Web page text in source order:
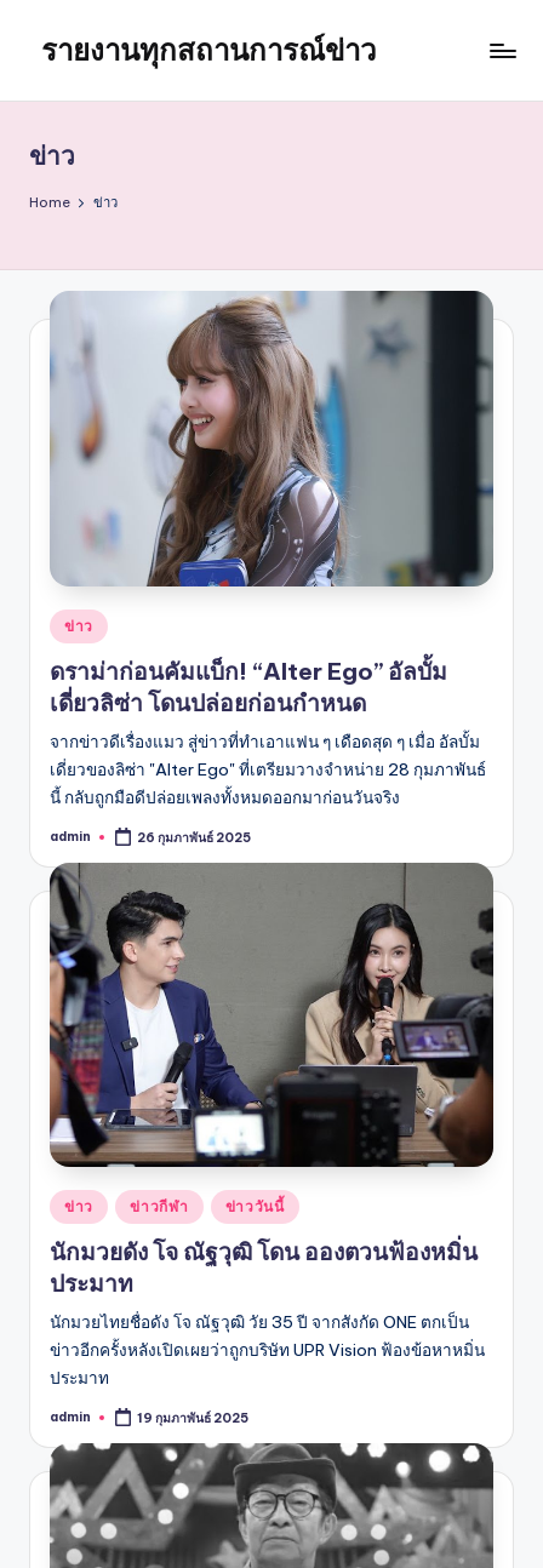
content
รายงานทุกสถานการณ์ข่าว
ข่าว
Home ข่าว
Posted
in
ข่าว
ดราม่าก่อนคัมแบ็ก! “Alter Ego” อัลบั้ม
เดี่ยวลิซ่า โดนปล่อยก่อนกำหนด
จากข่าวดีเรื่องแมว สู่ข่าวที่ทำเอาแฟน ๆ เดือดสุด ๆ เมื่อ อัลบั้ม
เดี่ยวของลิซ่า "Alter Ego" ที่เตรียมวางจำหน่าย 28 กุมภาพันธ์
นี้ กลับถูกมือดีปล่อยเพลงทั้งหมดออกมาก่อนวันจริง
Posted
admin 26 กุมภาพันธ์ 2025
Posted
in
ข่าว ข่าวกีฬา ข่าววันนี้
นักมวยดัง โจ ณัฐวุฒิ โดน อองตวนฟ้องหมิ่น
ประมาท
นักมวยไทยชื่อดัง โจ ณัฐวุฒิ วัย 35 ปี จากสังกัด ONE ตกเป็น
ข่าวอีกครั้งหลังเปิดเผยว่าถูกบริษัท UPR Vision ฟ้องข้อหาหมิ่น
ประมาท
Posted
admin 19 กุมภาพันธ์ 2025